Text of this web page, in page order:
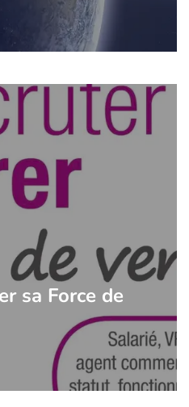
sa Force de